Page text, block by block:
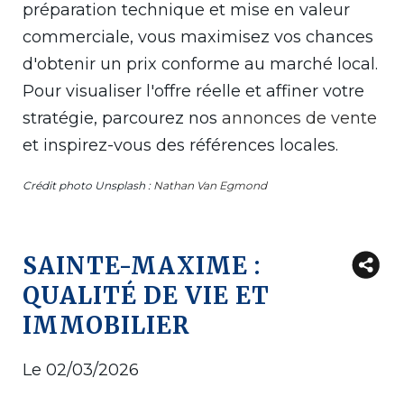
préparation technique et mise en valeur
commerciale, vous maximisez vos chances
d'obtenir un prix conforme au marché local.
Pour visualiser l'offre réelle et affiner votre
stratégie, parcourez nos annonces de vente
et inspirez-vous des références locales.
Crédit photo Unsplash : Nathan Van Egmond
SAINTE-MAXIME :
QUALITÉ DE VIE ET
IMMOBILIER
Le 02/03/2026